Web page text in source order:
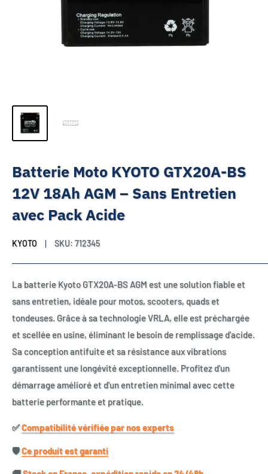
Batterie Moto KYOTO GTX20A-BS
12V 18Ah AGM – Sans Entretien
avec Pack Acide
KYOTO SKU: 712345
La batterie Kyoto GTX20A-BS AGM est une solution fiable et
sans entretien, idéale pour motos, scooters, quads et
tondeuses. Grâce à sa technologie VRLA, elle est préchargée
et scellée en usine, éliminant le besoin de remplissage d'acide.
Sa conception antifuite et sa résistance aux vibrations
garantissent une longévité exceptionnelle. Profitez d'un
démarrage amélioré et d'un entretien minimal avec cette
batterie performante et pratique.
✅​Compatibilité vérifiée par nos experts
🛡️​Ce produit est garanti